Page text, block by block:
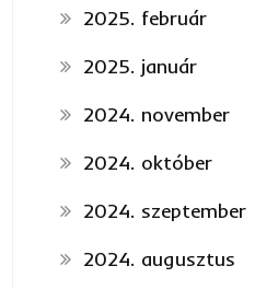
2025. február
2025. január
2024. november
2024. október
2024. szeptember
2024. augusztus